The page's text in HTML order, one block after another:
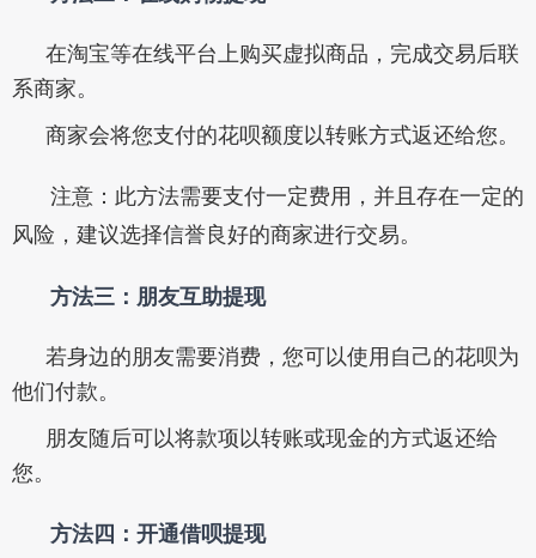
在淘宝等在线平台上购买虚拟商品，完成交易后联
系商家。
商家会将您支付的花呗额度以转账方式返还给您。
注意：此方法需要支付一定费用，并且存在一定的
风险，建议选择信誉良好的商家进行交易。
方法三：朋友互助提现
若身边的朋友需要消费，您可以使用自己的花呗为
他们付款。
朋友随后可以将款项以转账或现金的方式返还给
您。
方法四：开通借呗提现